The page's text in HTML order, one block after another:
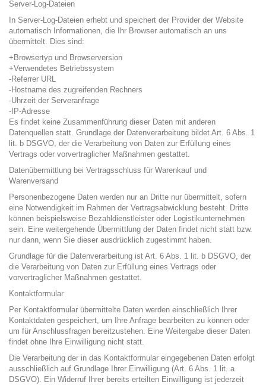
Server-Log-Dateien
In Server-Log-Dateien erhebt und speichert der Provider der Website
automatisch Informationen, die Ihr Browser automatisch an uns
übermittelt. Dies sind:
+Browsertyp und Browserversion
+Verwendetes Betriebssystem
-Referrer URL
-Hostname des zugreifenden Rechners
-Uhrzeit der Serveranfrage
-IP-Adresse
Es findet keine Zusammenführung dieser Daten mit anderen
Datenquellen statt. Grundlage der Datenverarbeitung bildet Art. 6 Abs. 1
lit. b DSGVO, der die Verarbeitung von Daten zur Erfüllung eines
Vertrags oder vorvertraglicher Maßnahmen gestattet.
Datenübermittlung bei Vertragsschluss für Warenkauf und
Warenversand
Personenbezogene Daten werden nur an Dritte nur übermittelt, sofern
eine Notwendigkeit im Rahmen der Vertragsabwicklung besteht. Dritte
können beispielsweise Bezahldienstleister oder Logistikunternehmen
sein. Eine weitergehende Übermittlung der Daten findet nicht statt bzw.
nur dann, wenn Sie dieser ausdrücklich zugestimmt haben.
Grundlage für die Datenverarbeitung ist Art. 6 Abs. 1 lit. b DSGVO, der
die Verarbeitung von Daten zur Erfüllung eines Vertrags oder
vorvertraglicher Maßnahmen gestattet.
Kontaktformular
Per Kontaktformular übermittelte Daten werden einschließlich Ihrer
Kontaktdaten gespeichert, um Ihre Anfrage bearbeiten zu können oder
um für Anschlussfragen bereitzustehen. Eine Weitergabe dieser Daten
findet ohne Ihre Einwilligung nicht statt.
Die Verarbeitung der in das Kontaktformular eingegebenen Daten erfolgt
ausschließlich auf Grundlage Ihrer Einwilligung (Art. 6 Abs. 1 lit. a
DSGVO). Ein Widerruf Ihrer bereits erteilten Einwilligung ist jederzeit